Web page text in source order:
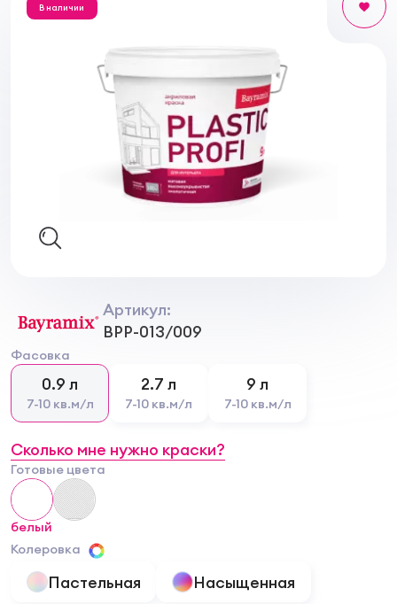
В наличии
Артикул:
BPP-013/009
Фасовка
0.9 л
7-10 кв.м/л
2.7 л
7-10 кв.м/л
9 л
7-10 кв.м/л
Сколько мне нужно краски?
Готовые цвета
белый
Колеровка
Пастельная Насыщенная